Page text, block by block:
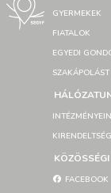
GYERMEKEK
FIATALOK
EGYEDI
FACEBOOK